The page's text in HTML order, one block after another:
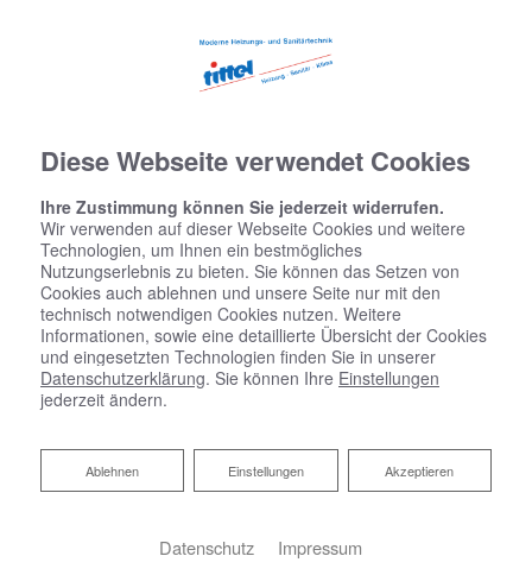
Diese Webseite verwendet Cookies
Ihre Zustimmung können Sie jederzeit widerrufen.
Wir verwenden auf dieser Webseite Cookies und weitere
Technologien, um Ihnen ein bestmögliches
Nutzungserlebnis zu bieten. Sie können das Setzen von
Cookies auch ablehnen und unsere Seite nur mit den
technisch notwendigen Cookies nutzen. Weitere
Informationen, sowie eine detaillierte Übersicht der Cookies
und eingesetzten Technologien finden Sie in unserer
Datenschutzerklärung. Sie können Ihre Einstellungen
jederzeit ändern.
Akzeptieren
Einstellungen
Ablehnen
Ablehnen
Datenschutz Impressum